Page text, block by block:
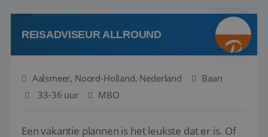
klanten te overtuigen om die droomreis te
boeken! ...
REISADVISEUR ALLROUND
Aalsmeer, Noord-Holland, Nederland
Baan
33-36 uur
MBO
Een vakantie plannen is het leukste dat er is. Of